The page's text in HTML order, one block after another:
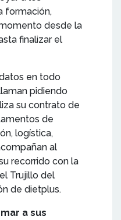
formación,
desde la
finalizar el
en todo
pidiendo
su contrato de
de
logística,
al
recorrido con la
Trujillo del
de dietplus.
a sus